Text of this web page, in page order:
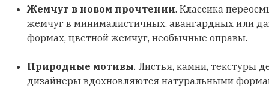
Жемчуг в новом прочтении. Классика
жемчуг в минималистичных, авангардных или
формах, цветной жемчуг, необычные оправы.
Природные мотивы. Листья, камни, текстуры
дизайнеры вдохновляются натуральными